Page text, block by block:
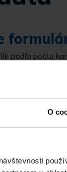
O
podľa počtu
pošlite nám
s
vás bude
popisu pozície.
pozíciu a jeho